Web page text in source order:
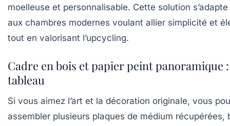
moelleuse et personnalisable. Cette solution
aux chambres modernes voulant allier simplicité et
tout en valorisant l’upcycling.
Cadre en bois et papier peint panoramique
tableau
Si vous aimez l’art et la décoration originale, vous
assembler plusieurs plaques de médium récupérées,